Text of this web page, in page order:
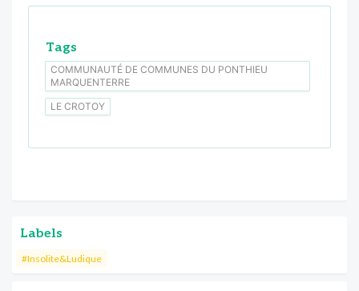
Tags
COMMUNAUTÉ DE COMMUNES DU PONTHIEU
MARQUENTERRE
LE CROTOY
Labels
#Insolite&Ludique